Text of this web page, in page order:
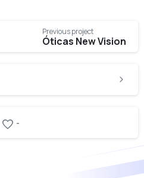
Previous project
Óticas New Vision
-